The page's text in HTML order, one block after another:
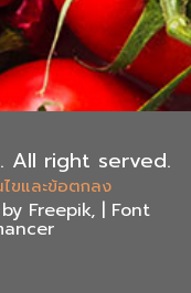
All right served.
ไขและข้อตกลง
Freepik, | Font